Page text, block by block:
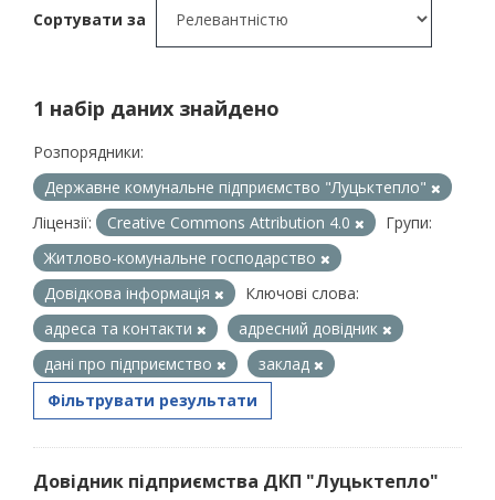
Сортувати за
1 набір даних знайдено
Розпорядники:
Державне комунальне підприємство "Луцьктепло"
Ліцензії:
Creative Commons Attribution 4.0
Групи:
Житлово-комунальне господарство
Довідкова інформація
Ключові слова:
адреса та контакти
адресний довідник
дані про підприємство
заклад
Фільтрувати результати
Довідник підприємства ДКП "Луцьктепло"